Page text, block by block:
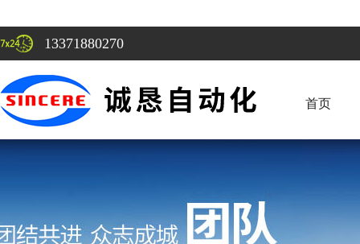
13371880270
首页